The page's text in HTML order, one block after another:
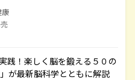
康
践！楽しく脳を鍛える５０の
が最新脳科学とともに解説